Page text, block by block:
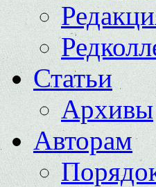
Статьи
Архивы
Авторам